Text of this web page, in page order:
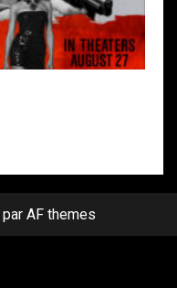
par AF themes